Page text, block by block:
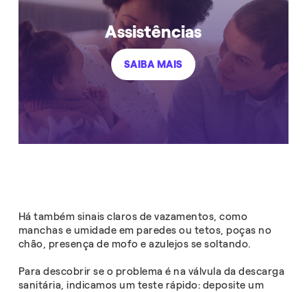
Assistências
SAIBA MAIS
Há também sinais claros de vazamentos, como
manchas e umidade em paredes ou tetos, poças no
chão, presença de mofo e azulejos se soltando.
Para descobrir se o problema é na válvula da descarga
sanitária, indicamos um teste rápido: deposite um